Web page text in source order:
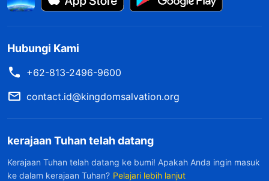
Hubungi Kami
+62-813-2496-9600
contact.id@kingdomsalvation.org
kerajaan Tuhan telah datang
Kerajaan Tuhan telah datang ke bumi! Apakah Anda ingin masuk
ke dalam kerajaan Tuhan? Pelajari lebih lanjut